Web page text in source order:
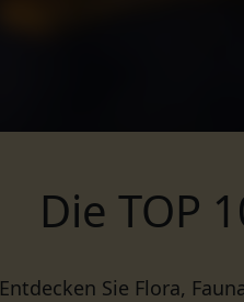
Die TOP
Entdecken Sie Flora,